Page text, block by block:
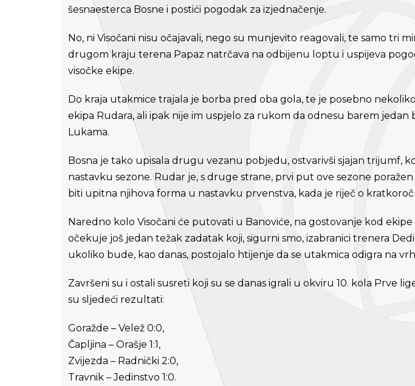
šesnaesterca Bosne i postići pogodak za izjednačenje.
No, ni Visočani nisu očajavali, nego su munjevito reagovali, te samo tri
drugom kraju terena Papaz natrčava na odbijenu loptu i uspijeva
visočke ekipe.
Do kraja utakmice trajala je borba pred oba gola, te je posebno
ekipa Rudara, ali ipak nije im uspjelo za rukom da odnesu barem jedan
Lukama.
Bosna je tako upisala drugu vezanu pobjedu, ostvarivši sjajan trijumf,
nastavku sezone. Rudar je, s druge strane, prvi put ove sezone
biti upitna njihova forma u nastavku prvenstva, kada je riječ o
Naredno kolo Visočani će putovati u Banoviće, na gostovanje kod
očekuje još jedan težak zadatak koji, sigurni smo, izabranici trenera
ukoliko bude, kao danas, postojalo htijenje da se utakmica odigra na
Završeni su i ostali susreti koji su se danas igrali u okviru 10. kola Prve
su sljedeći rezultati:
Goražde – Velež 0:0,
Čapljina – Orašje 1:1,
Zvijezda – Radnički 2:0,
Travnik – Jedinstvo 1:0.